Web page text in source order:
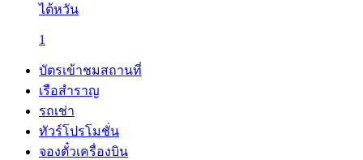
ไต้หวัน
1
บัตรเข้าชมสถานที่
เรือสำราญ
รถเช่า
ทัวร์โปรโมชั่น
จองตั๋วเครื่องบิน